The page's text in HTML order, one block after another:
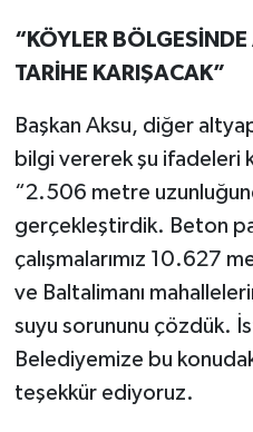
“KÖYLER
TARİHE KARIŞACAK”
Başkan Aksu, diğer
bilgi vererek şu ifadeleri
“2.506 metre
gerçekleştirdik. Beton
çalışmalarımız 10.627
ve Baltalimanı
suyu sorununu çözdük.
Belediyemize bu
teşekkür ediyoruz.